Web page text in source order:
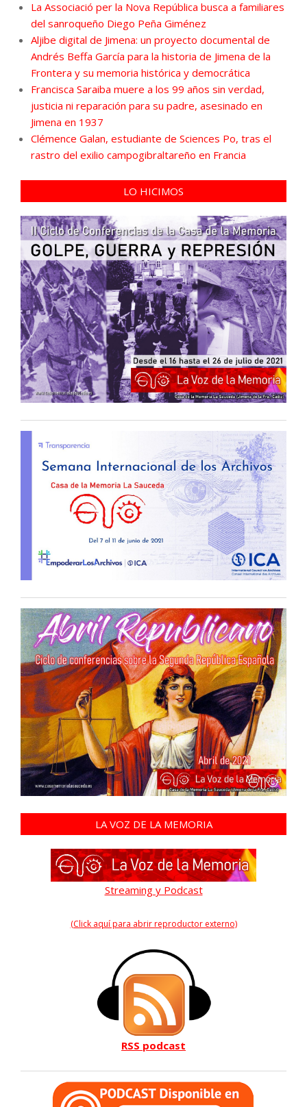
La Associació per la Nova República busca a familiares
del sanroqueño Diego Peña Giménez
Aljibe digital de Jimena: un proyecto documental de
Andrés Beffa García para la historia de Jimena de la
Frontera y su memoria histórica y democrática
Francisca Saraiba muere a los 99 años sin verdad,
justicia ni reparación para su padre, asesinado en
Jimena en 1937
Clémence Galan, estudiante de Sciences Po, tras el
rastro del exilio campogibraltareño en Francia
LO HICIMOS
LA VOZ DE LA MEMORIA
Streaming y Podcast
(Click aquí para abrir reproductor externo)
RSS podcast